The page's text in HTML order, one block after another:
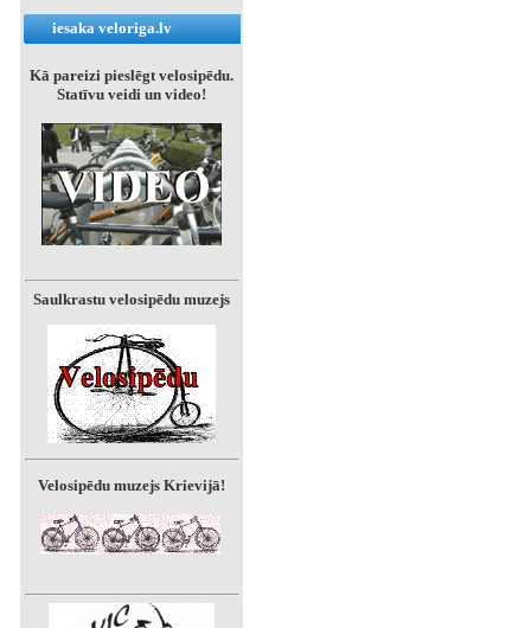
iesaka veloriga.lv
Kā pareizi pieslēgt velosipēdu.
Statīvu veidi un video!
Saulkrastu velosipēdu muzejs
Velosipēdu muzejs Krievijā!